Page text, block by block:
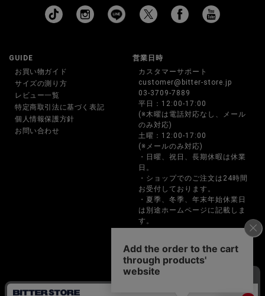
GUIDE
お買い物ガイド
サイズの測り方
レビュー一覧
特定商取引法に基づく表記
個人情報保護方針
お問い合わせ
営業日時
カスタマーサポート
customer@bitter-store.jp
03-3709-7889
平日：12:00-17:00
(※木曜は電話対応なし、メール
のみ対応)
土曜：12:00-17:00
(※メールのみ対応)
・日曜、祝日、長期休暇は休業
日。
・ショップでのご注文は24時間
お受付しております。
・夏季、冬季、年末年始休業日
は別途ホームページに記載しま
す。
・お電話でのご注文、お問い合
なります。
BITTER STORE(ビターストア)メンズファッション通販サイト